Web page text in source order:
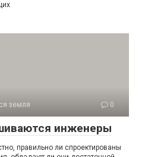
земля 0
инженеры
правильно ли спроектированы